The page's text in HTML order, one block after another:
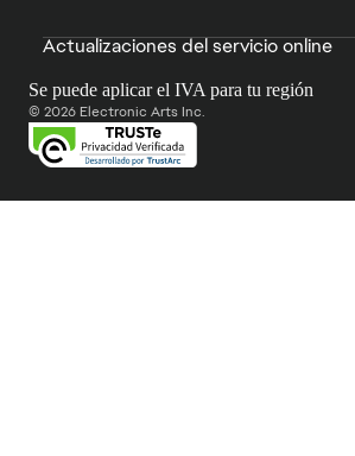
Actualizaciones del servicio online
Se puede aplicar el IVA para tu región
© 2026 Electronic Arts Inc.